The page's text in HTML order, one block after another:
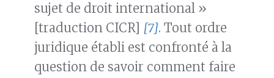
sujet de droit international »
[traduction CICR] [7]. Tout ordre
juridique établi est confronté à la
question de savoir comment faire